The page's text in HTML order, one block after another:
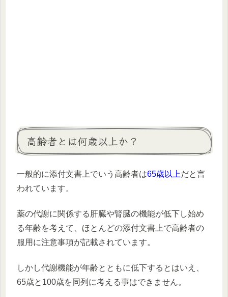
高齢者とは何歳以上か？
一般的に添付文書上でいう高齢者は65歳以上だと言
われています。
薬の代謝に関係する肝臓や腎臓の機能が低下し始め
る年齢を考えて、ほとんどの添付文書上で高齢者の
服用に注意事項が記載されています。
しかし代謝機能が年齢とともに低下するとはいえ、
65歳と100歳を同列に考える事はできません。